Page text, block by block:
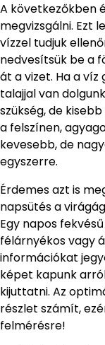
A következőkben
megvizsgálni. Ezt
vízzel tudjuk
nedvesítsük be a
át a vizet. Ha a
talajjal van
szükség, de
a felszínen,
kevesebb, de
egyszerre.
Érdemes azt is
napsütés a
Egy napos
félárnyékos vagy
információkat
képet kapunk
kijuttatni. Az
részlet számít,
felmérésre!